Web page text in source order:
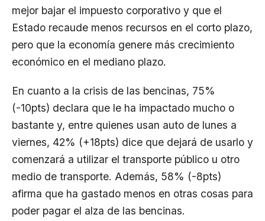
mejor bajar el impuesto corporativo y que el
Estado recaude menos recursos en el corto plazo,
pero que la economía genere más crecimiento
económico en el mediano plazo.
En cuanto a la crisis de las bencinas, 75%
(-10pts) declara que le ha impactado mucho o
bastante y, entre quienes usan auto de lunes a
viernes, 42% (+18pts) dice que dejará de usarlo y
comenzará a utilizar el transporte público u otro
medio de transporte. Además, 58% (-8pts)
afirma que ha gastado menos en otras cosas para
poder pagar el alza de las bencinas.